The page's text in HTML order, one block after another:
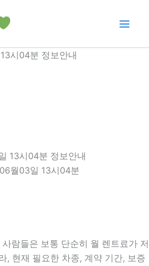
시04분 정보안내
13시04분 정보안내
월03일 13시04분
람들은 보통 단순히 월 렌트료가 저
, 현재 필요한 차종, 계약 기간, 보증